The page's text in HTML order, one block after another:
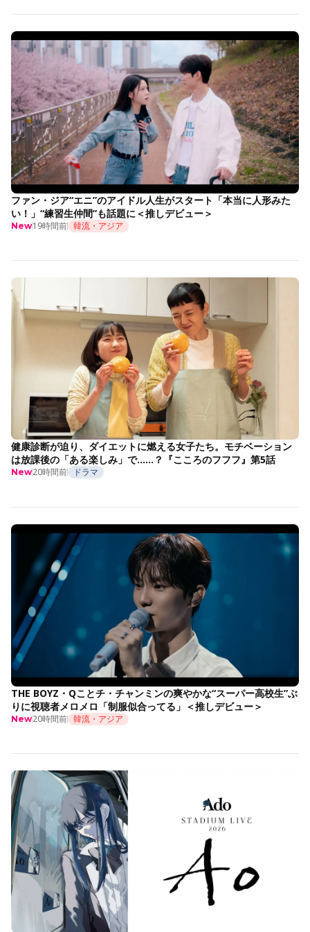
ファン・ジア“エニ”のアイドル人生がスタート「本当に人形みた
い！」“練習生仲間”も話題に＜推しデビュー＞
New19時間前 韓流・アジア
健康診断が迫り、ダイエットに燃える女子たち。モチベーション
は放課後の「ある楽しみ」で……？『こころのフフフ』第5話
New20時間前 ドラマ
THE BOYZ・Qことチ・チャンミンの爽やかな“スーパー高校生”ぶ
りに視聴者メロメロ「制服似合ってる」＜推しデビュー＞
New20時間前 韓流・アジア